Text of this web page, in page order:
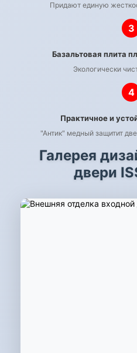
Придают единую
3
Базальтовая плита
Экологически
4
Практичное и
"Антик" медный защитит
Галерея
двери